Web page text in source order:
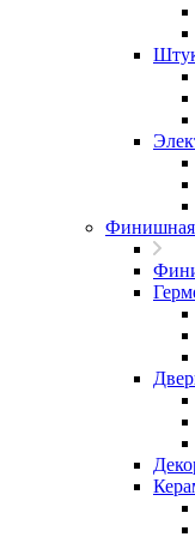
Финишная